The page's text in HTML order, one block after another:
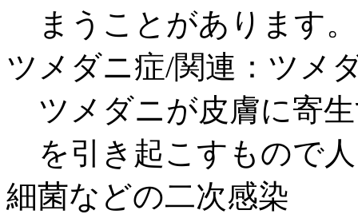
まうことがあります。
ツメダニ症/関連：ツメ
ツメダニが皮膚に寄
を引き起こすもので
細菌などの二次感染